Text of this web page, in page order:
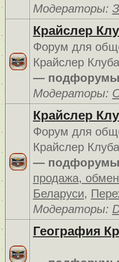
Модераторы:
Крайслер
Форум для
Крайслер
—
Модераторы:
Крайслер
Форум для
Крайслер
—
продажа,
Беларуси,
Модераторы:
География